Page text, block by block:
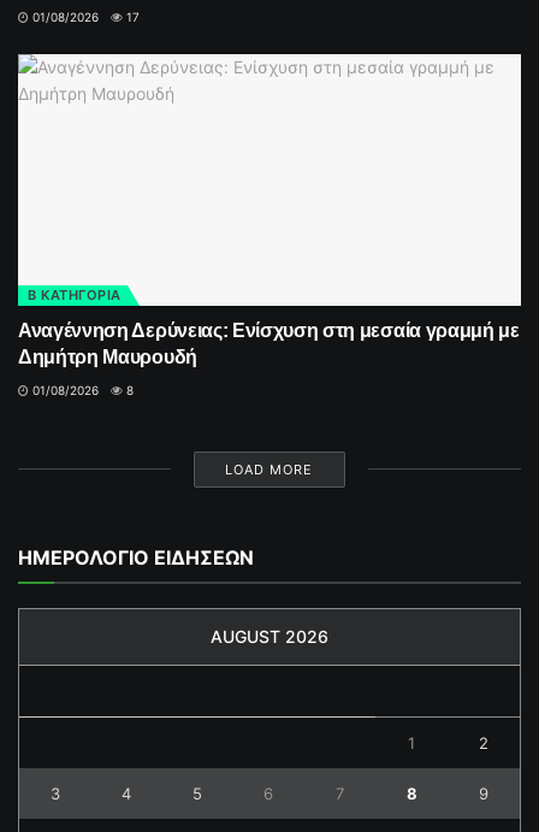
01/08/2026 17
Β ΚΑΤΗΓΟΡΙΑ
Αναγέννηση Δερύνειας: Ενίσχυση στη μεσαία γραμμή με
Δημήτρη Μαυρουδή
01/08/2026 8
LOAD MORE
ΗΜΕΡΟΛΟΓΙΟ ΕΙΔΗΣΕΩΝ
AUGUST 2026
1 2
3 4 5 6 7 8 9